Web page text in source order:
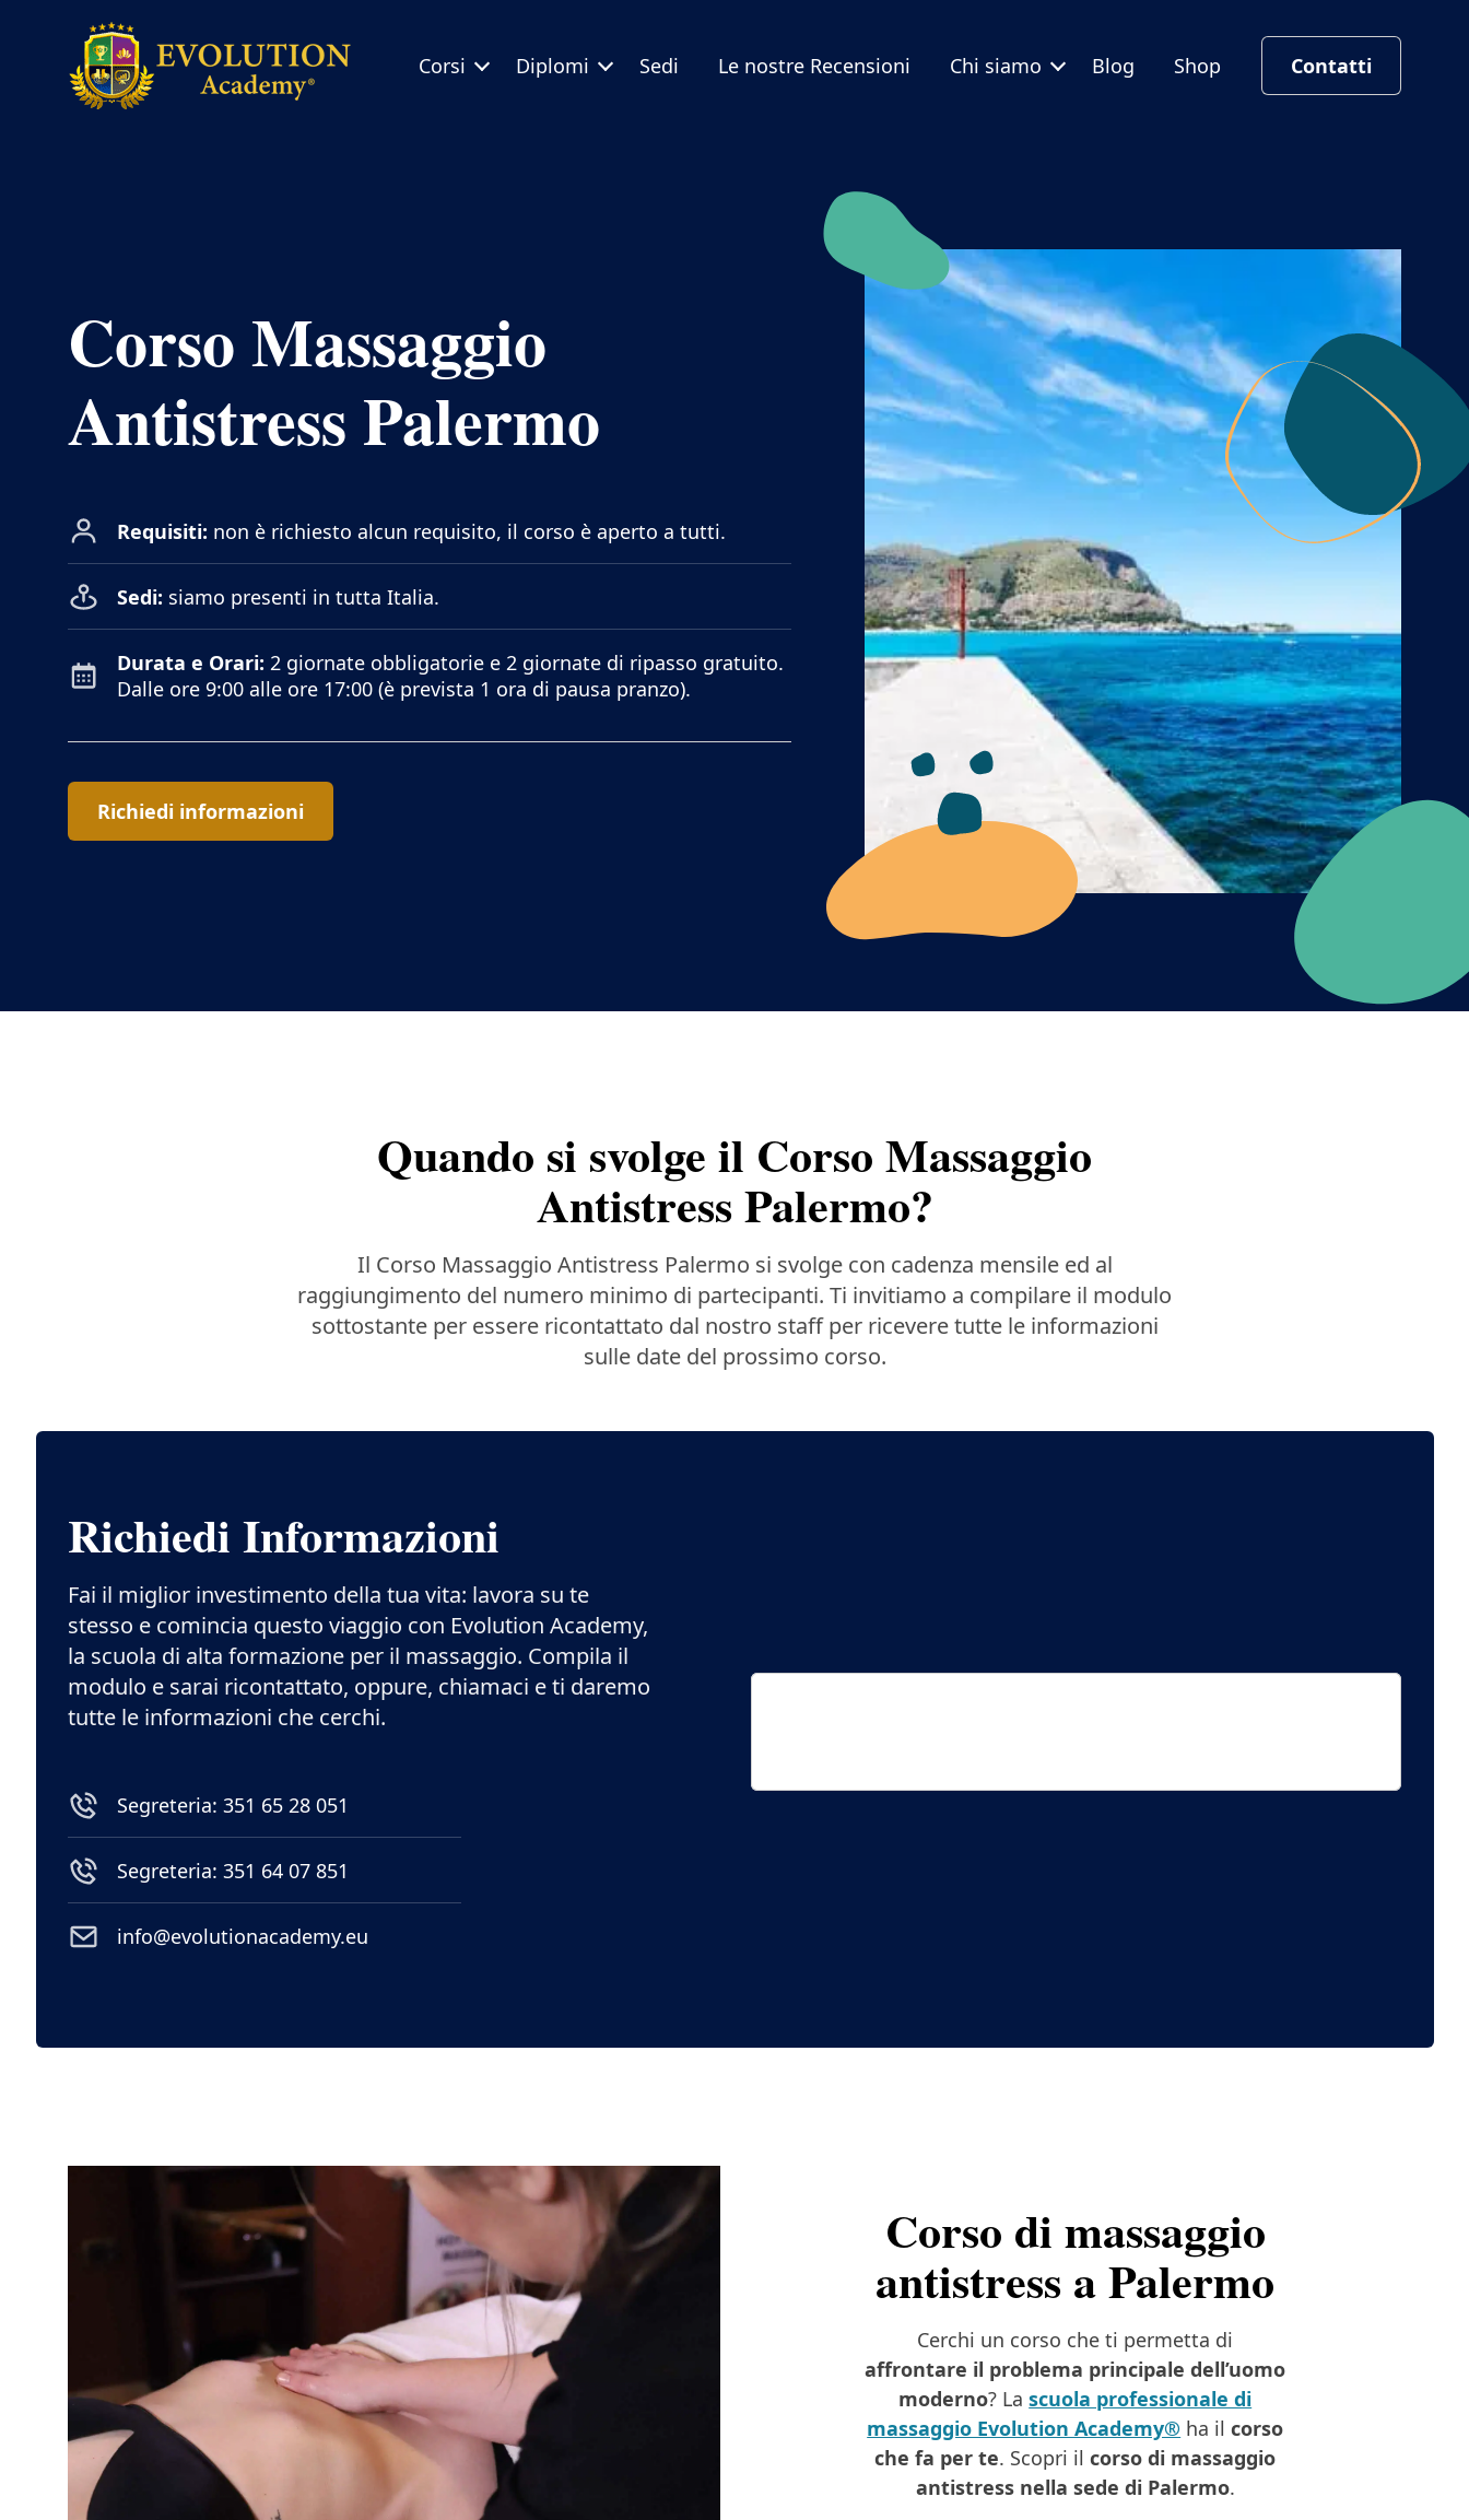
Corsi Diplomi Sedi Le nostre Recensioni Chi siamo Blog Shop Contatti
Corso Massaggio
Antistress Palermo
Requisiti: non è richiesto alcun requisito, il corso è aperto a tutti.
Sedi: siamo presenti in tutta Italia.
Durata e Orari: 2 giornate obbligatorie e 2 giornate di ripasso gratuito.
Dalle ore 9:00 alle ore 17:00 (è prevista 1 ora di pausa pranzo).
Richiedi informazioni
Quando si svolge il Corso Massaggio
Antistress Palermo?
Il Corso Massaggio Antistress Palermo si svolge con cadenza mensile ed al
raggiungimento del numero minimo di partecipanti. Ti invitiamo a compilare il modulo
sottostante per essere ricontattato dal nostro staff per ricevere tutte le informazioni
sulle date del prossimo corso.
Richiedi Informazioni
Fai il miglior investimento della tua vita: lavora su te
stesso e comincia questo viaggio con Evolution Academy,
la scuola di alta formazione per il massaggio. Compila il
modulo e sarai ricontattato, oppure, chiamaci e ti daremo
tutte le informazioni che cerchi.
Segreteria: 351 65 28 051
Segreteria: 351 64 07 851
info@evolutionacademy.eu
Corso di massaggio
antistress a Palermo
Cerchi un corso che ti permetta di
affrontare il problema principale dell’uomo
moderno? Lascuola professionale di
massaggio Evolution Academy® ha ilcorso
che fa per te. Scopri ilcorso di massaggio
antistress nella sede di Palermo.